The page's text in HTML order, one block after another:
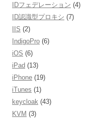
IDフェデレーション (4)
ID認識型プロキシ (7)
IIS (2)
IndigoPro (6)
iOS (6)
iPad (13)
iPhone (19)
iTunes (1)
keycloak (43)
KVM (3)